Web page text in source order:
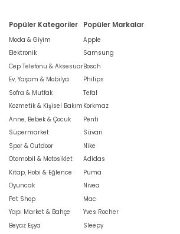
Popüler Kategoriler
Moda & Giyim
Elektronik
Cep Telefonu & Aksesuar
Ev, Yaşam & Mobilya
Sofra & Mutfak
Kozmetik & Kişisel Bakım
Anne, Bebek & Çocuk
Süpermarket
Spor & Outdoor
Otomobil & Motosiklet
Kitap, Hobi & Eğlence
Oyuncak
Pet Shop
Yapı Market & Bahçe
Beyaz Eşya
Popüler Markalar
Apple
Samsung
Bosch
Philips
Tefal
Korkmaz
Penti
Süvari
Nike
Adidas
Puma
Nivea
Mac
Yves Rocher
Sleepy